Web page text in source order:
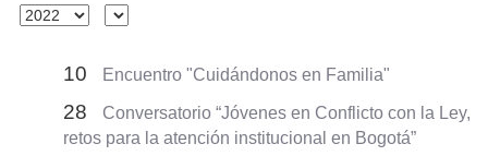
10 Encuentro "Cuidándonos en Familia"
28
Conversatorio “Jóvenes en Conflicto con la Ley,
retos para la atención institucional en Bogotá”